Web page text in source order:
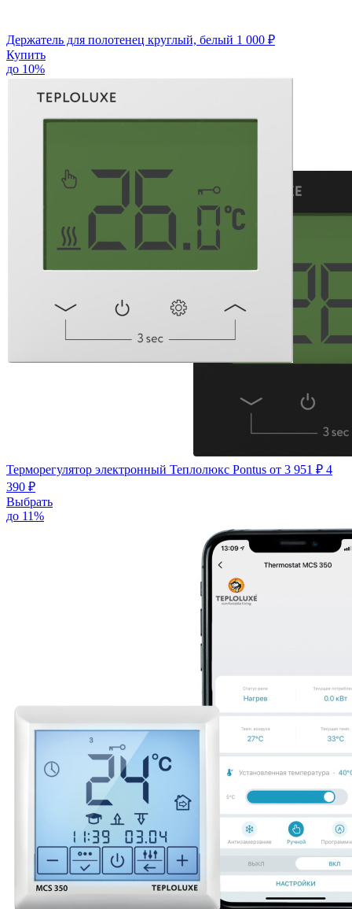
Держатель для полотенец круглый, белый 1 000 ₽
Купить
до 10%
Терморегулятор электронный Теплолюкс Pontus от 3 951 ₽ 4
390 ₽
Выбрать
до 11%